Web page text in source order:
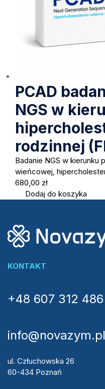
PCAD
NGS w
rodzinnej
Badanie NGS w
wieńcowej,
680,00 zł
Dodaj do koszyka
KONTAKT
+48 607 312 486
info@novazym.pl
ul. Człuchowska 26
60-434 Poznań